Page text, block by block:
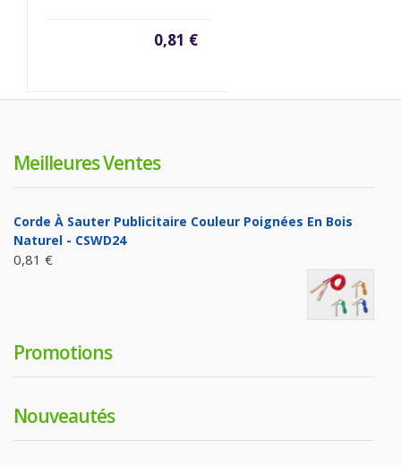
0,81 €
Meilleures Ventes
Corde À Sauter Publicitaire Couleur Poignées En Bois
Naturel - CSWD24
0,81 €
Promotions
Nouveautés